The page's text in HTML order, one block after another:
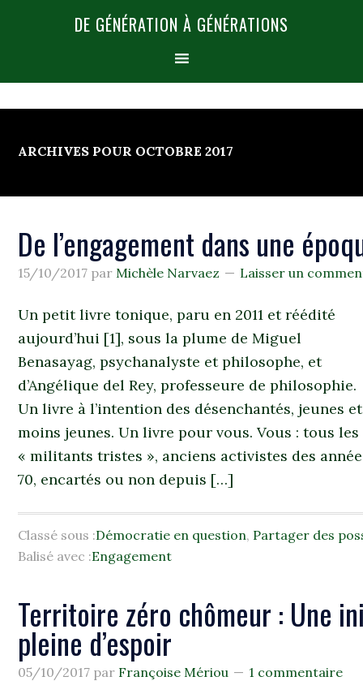
DE GÉNÉRATION À GÉNÉRATIONS
ARCHIVES POUR OCTOBRE 2017
De l’engagement dans une
15/10/2017 parMichèle Narvaez Laisser un
Un petit livre tonique, paru en 2011 et réédité
aujourd’hui [1], sous la plume de Miguel
Benasayag, psychanalyste et philosophe, et
d’Angélique del Rey, professeure de philosophie.
Un livre à l’intention des désenchantés, jeunes et
moins jeunes. Un livre pour vous. Vous : tous les
« militants tristes », anciens activistes des
70, encartés ou non depuis […]
Classé sous :Démocratie en question, Partager des
Balisé avec :Engagement
Territoire zéro chômeur : Une
pleine d’espoir
05/10/2017 par Françoise Mériou 1 commentaire